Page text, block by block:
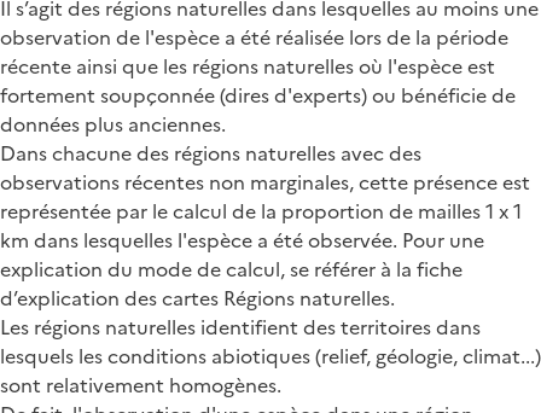
Il s’agit des régions naturelles dans lesquelles au moins une
observation de l'espèce a été réalisée lors de la période
récente ainsi que les régions naturelles où l'espèce est
fortement soupçonnée (dires d'experts) ou bénéficie de
données plus anciennes.
Dans chacune des régions naturelles avec des
observations récentes non marginales, cette présence est
représentée par le calcul de la proportion de mailles 1 x 1
km dans lesquelles l'espèce a été observée. Pour une
explication du mode de calcul, se référer à la fiche
d’explication des cartes Régions naturelles.
Les régions naturelles identifient des territoires dans
lesquels les conditions abiotiques (relief, géologie, climat...)
sont relativement homogènes.